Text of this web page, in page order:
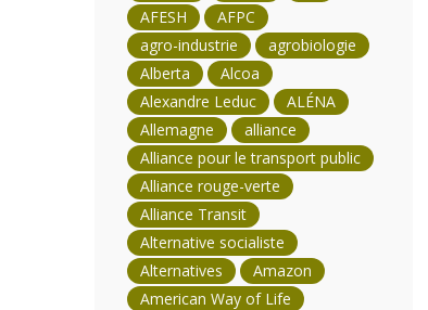
AFESH
AFPC
agro-industrie
agrobiologie
Alberta
Alcoa
Alexandre Leduc
ALÉNA
Allemagne
alliance
Alliance pour le transport public
Alliance rouge-verte
Alliance Transit
Alternative socialiste
Alternatives
Amazon
American Way of Life